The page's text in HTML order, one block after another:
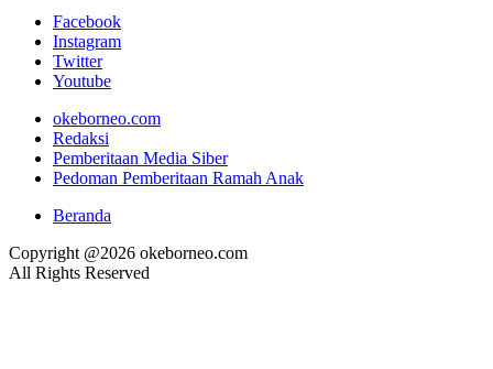
Facebook
Instagram
Twitter
Youtube
okeborneo.com
Redaksi
Pemberitaan Media Siber
Pedoman Pemberitaan Ramah Anak
Beranda
Copyright @2026 okeborneo.com
All Rights Reserved